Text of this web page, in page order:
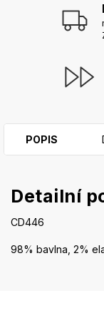
POPIS
Detailní
CD446
98% bavlna, 2%